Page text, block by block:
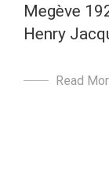
Megève
Henry
Read